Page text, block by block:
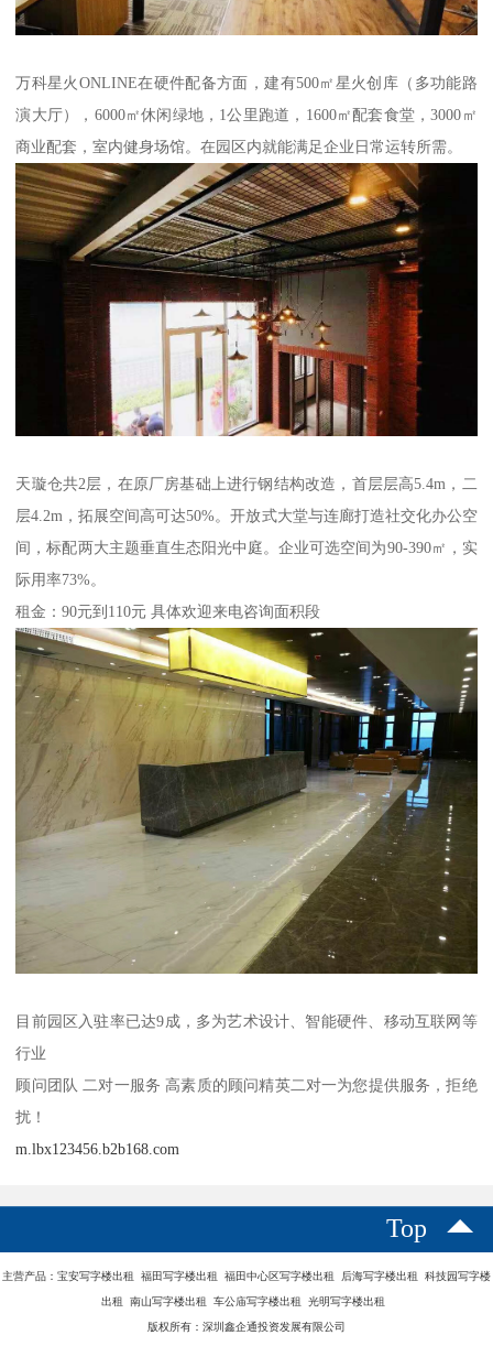
万科星火ONLINE在硬件配备方面，建有500㎡星火创库（多功能路
演大厅），6000㎡休闲绿地，1公里跑道，1600㎡配套食堂，3000㎡
商业配套，室内健身场馆。在园区内就能满足企业日常运转所需。
天璇仓共2层，在原厂房基础上进行钢结构改造，首层层高5.4m，二
层4.2m，拓展空间高可达50%。开放式大堂与连廊打造社交化办公空
间，标配两大主题垂直生态阳光中庭。企业可选空间为90-390㎡，实
际用率73%。
租金：90元到110元 具体欢迎来电咨询面积段
目前园区入驻率已达9成，多为艺术设计、智能硬件、移动互联网等
行业
顾问团队 二对一服务 高素质的顾问精英二对一为您提供服务，拒绝
扰！
m.lbx123456.b2b168.com
Top
主营产品：宝安写字楼出租 福田写字楼出租 福田中心区写字楼出租 后海写字楼出租 科技园写字楼
出租 南山写字楼出租 车公庙写字楼出租 光明写字楼出租
版权所有：深圳鑫企通投资发展有限公司